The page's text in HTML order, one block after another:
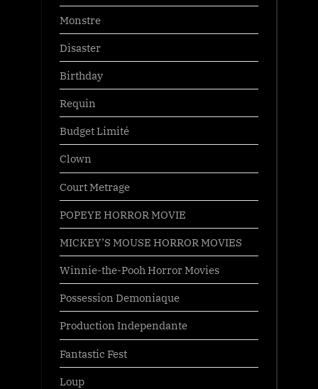
Monstre
Disaster
Birthday
Requin
Budget Limité
Clown
Court Metrage
POPEYE HORROR MOVIE
MICKEY’S MOUSE HORROR MOVIES
Winnie-the-Pooh Horror Movies
Possession Demoniaque
Production Independante
Fantastic Fest
Loup